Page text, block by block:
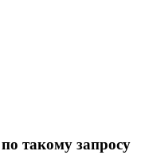
такому запросу